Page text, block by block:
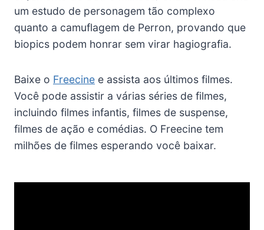
um estudo de personagem tão complexo
quanto a camuflagem de Perron, provando que
biopics podem honrar sem virar hagiografia.
Baixe o Freecine e assista aos últimos filmes.
Você pode assistir a várias séries de filmes,
incluindo filmes infantis, filmes de suspense,
filmes de ação e comédias. O Freecine tem
milhões de filmes esperando você baixar.